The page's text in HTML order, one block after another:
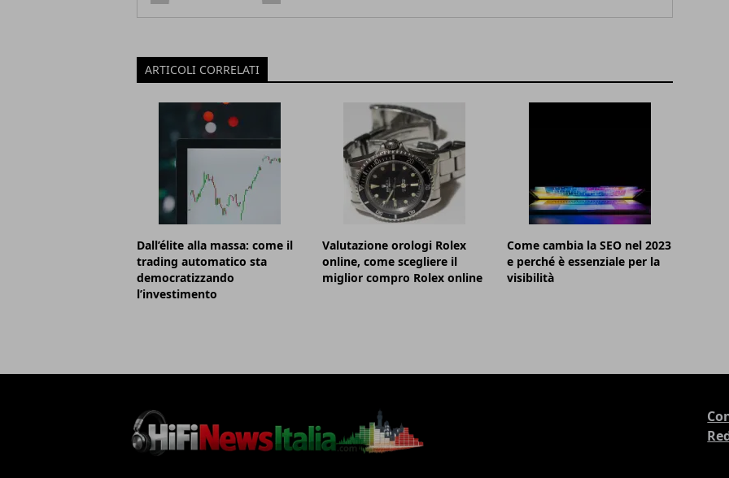
ARTICOLI CORRELATI
Dall’élite alla massa: come il
trading automatico sta
democratizzando
l’investimento
Valutazione orologi Rolex
online, come scegliere il
miglior compro Rolex online
Come cambia la SEO nel 2023
e perché è essenziale per la
visibilità